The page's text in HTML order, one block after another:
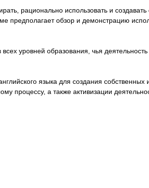
рационально использовать и
предполагает обзор и демонстрацию
уровней образования, чья
языка для создания собственных
процессу, а также активизации